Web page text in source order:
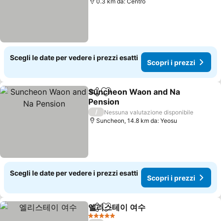
Scegli le date per vedere i prezzi esatti
Scopri i prezzi
CondividiAggiungi ai preferiti
Suncheon Waon and Na
Pension
Scopri i prezzi
/
Nessuna valutazione disponibile
Suncheon, 14.8 km da: Yeosu
Scegli le date per vedere i prezzi esatti
Scopri i prezzi
CondividiAggiungi ai preferiti
엘리스테이 여수
5 Stelle